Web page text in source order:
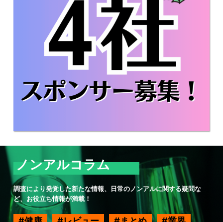
ノンアルコラム
調査により発覚した新たな情報、日常のノンアルに関する疑問な
ど、お役立ち情報が満載！